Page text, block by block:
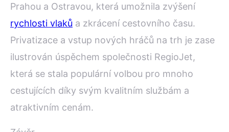
Prahou a Ostravou, která umožnila zvýšení
rychlosti vlaků a zkrácení cestovního času.
Privatizace a vstup nových hráčů na trh je zase
ilustrován úspěchem společnosti RegioJet,
která se stala populární volbou pro mnoho
cestujících díky svým kvalitním službám a
atraktivním cenám.